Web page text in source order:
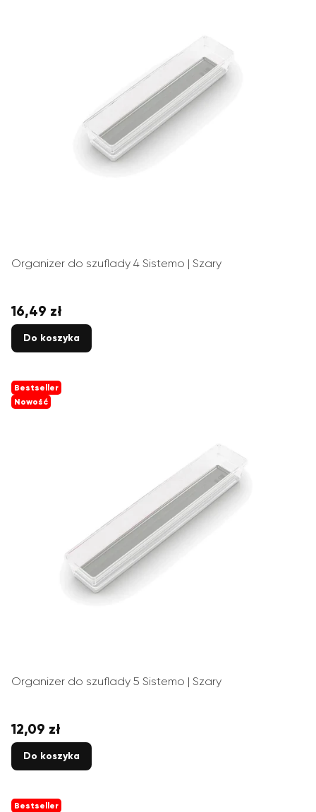
Organizer do szuflady 4 Sistemo | Szary
Cena
16,49 zł
Do koszyka
Bestseller
Nowość
Organizer do szuflady 5 Sistemo | Szary
Cena
12,09 zł
Do koszyka
Bestseller